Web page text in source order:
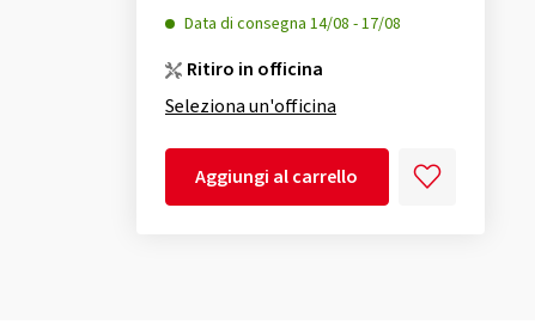
Data di consegna 14/08 -17/08
Ritiro in officina
Seleziona un'officina
Aggiungi al carrello